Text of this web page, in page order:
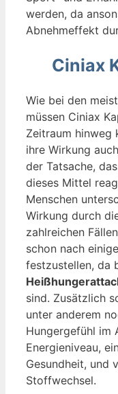
werden, da
Abnehmeffekt
Ciniax
Wie bei den
müssen Ciniax
Zeitraum hinweg
ihre Wirkung
der Tatsache,
dieses Mittel
Menschen
Wirkung durch
zahlreichen
schon nach
festzustellen, da
sind. Zusätzlich
unter anderem
Hungergefühl im
Energieniveau,
Gesundheit, und
Stoffwechsel.